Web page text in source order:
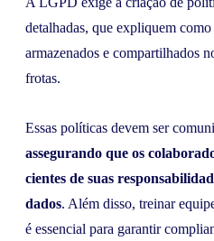
detalhadas, que expliquem
armazenados e compartilhados
frotas.
Essas políticas devem ser
assegurando que os
cientes de suas
dados. Além disso, treinar
é essencial para garantir